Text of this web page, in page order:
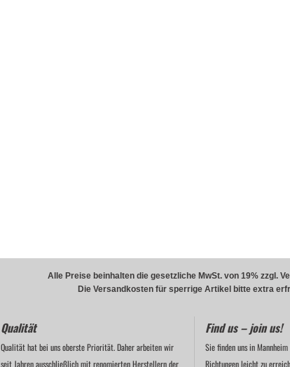
Alle Preise beinhalten die gesetzliche MwSt. von 19% zzgl.
Die Versandkosten für sperrige Artikel bitte extra
Qualität
Qualität hat bei uns oberste Priorität. Daher arbeiten wir
seit Jahren ausschließlich mit renomierten Herstellern der
Find us – join us!
Sie finden uns in
Richtungen leicht zu